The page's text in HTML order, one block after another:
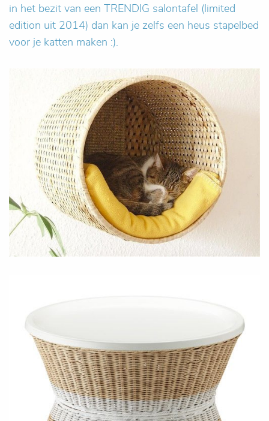
in het bezit van een TRENDIG salontafel (limited
edition uit 2014) dan kan je zelfs een heus stapelbed
voor je katten maken :).